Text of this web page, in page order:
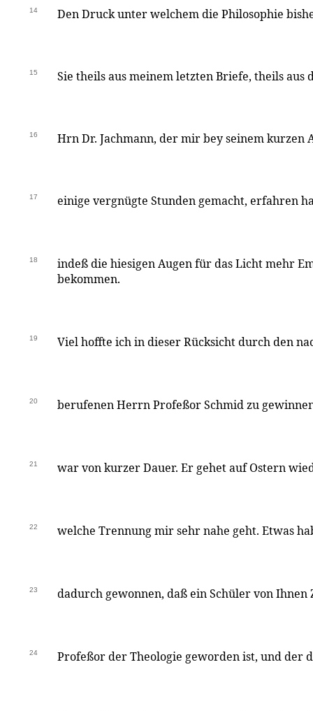
14 Den Druck unter welchem die Philosophie
15 Sie theils aus meinem letzten Briefe, theils aus
16 Hrn Dr. Jachmann, der mir bey seinem
17 einige vergnügte Stunden gemacht, erfahren
18
indeß die hiesigen Augen für das Licht mehr
bekommen.
19 Viel hoffte ich in dieser Rücksicht durch den
20 berufenen Herrn Profeßor Schmid zu
21 war von kurzer Dauer. Er gehet auf Ostern
22 welche Trennung mir sehr nahe geht. Etwas
23 dadurch gewonnen, daß ein Schüler von
24 Profeßor der Theologie geworden ist, und der